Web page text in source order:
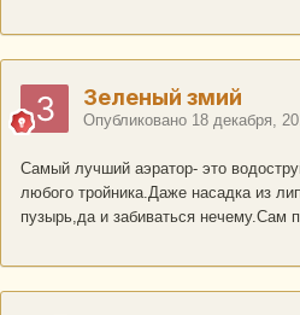
Зеленый змий
Опубликовано 18 декабря,
Самый лучший аэратор- это
любого тройника.Даже насадка из
пузырь,да и забиваться нечему.Сам